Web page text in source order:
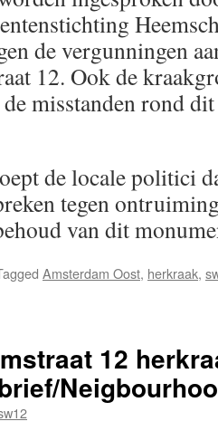
de vergunningen
12. Ook de
misstanden rond
de locale politici
tegen
van dit
Amsterdam Oost, herkraak,
12